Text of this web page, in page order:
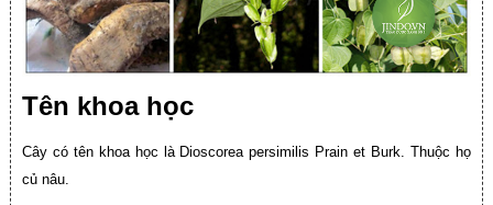
Tên khoa học
Cây có tên khoa học là Dioscorea persimilis Prain et Burk. Thuộc họ
củ nâu.